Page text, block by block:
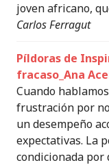
joven africano,
Carlos Ferragut
Píldoras de
fracaso_Ana
Cuando
frustración por
un desempeño
expectativas. La
condicionada